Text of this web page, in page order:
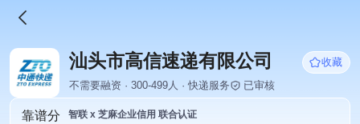
汕头市高信速递有限公司
收藏
不需要融资 · 300-499人 · 快递服务
已审核
靠谱分
智联 x 芝麻企业信用 联合认证